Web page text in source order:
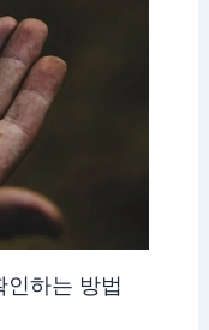
인하는 방법